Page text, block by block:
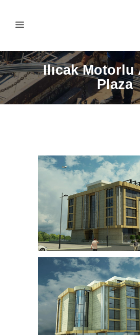
Ilıcak Motorlu
Plaza